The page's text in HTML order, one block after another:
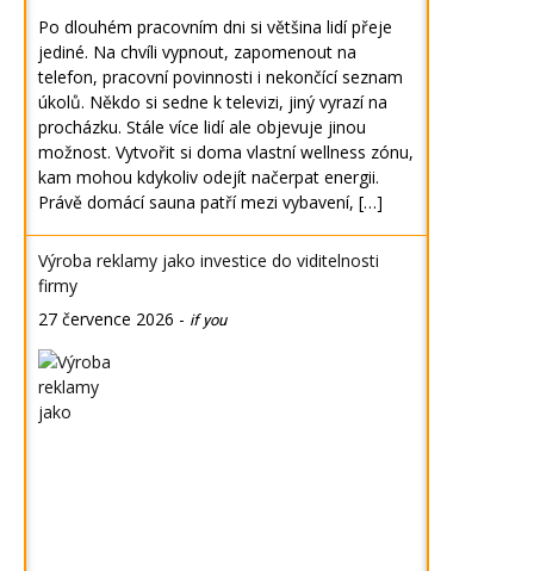
Po dlouhém pracovním dni si většina lidí přeje
jediné. Na chvíli vypnout, zapomenout na
telefon, pracovní povinnosti i nekončící seznam
úkolů. Někdo si sedne k televizi, jiný vyrazí na
procházku. Stále více lidí ale objevuje jinou
možnost. Vytvořit si doma vlastní wellness zónu,
kam mohou kdykoliv odejít načerpat energii.
Právě domácí sauna patří mezi vybavení, […]
Výroba reklamy jako investice do viditelnosti
firmy
27 července 2026 - if you